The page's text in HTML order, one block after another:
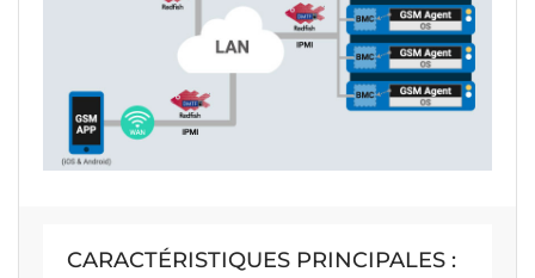
CARACTÉRISTIQUES PRINCIPALES :